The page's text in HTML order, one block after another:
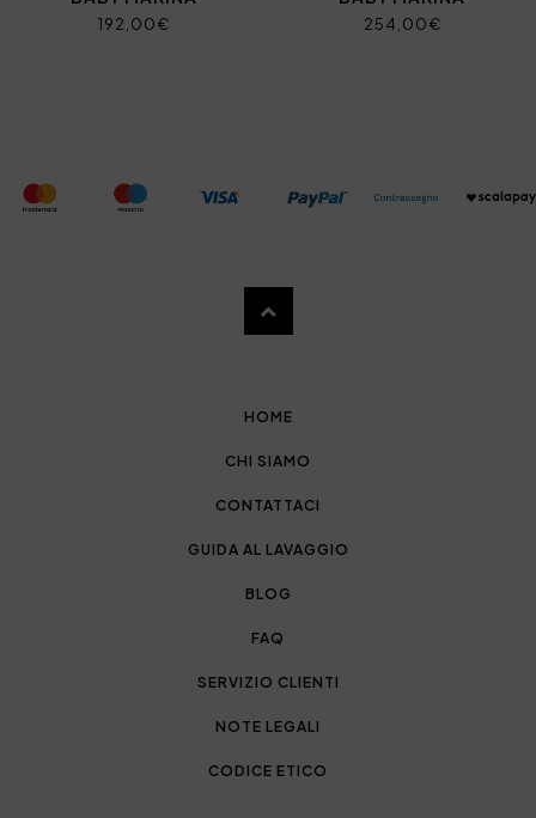
192,00€ 254,00€
HOME
CHI SIAMO
CONTATTACI
GUIDA AL LAVAGGIO
BLOG
FAQ
SERVIZIO CLIENTI
NOTE LEGALI
CODICE ETICO